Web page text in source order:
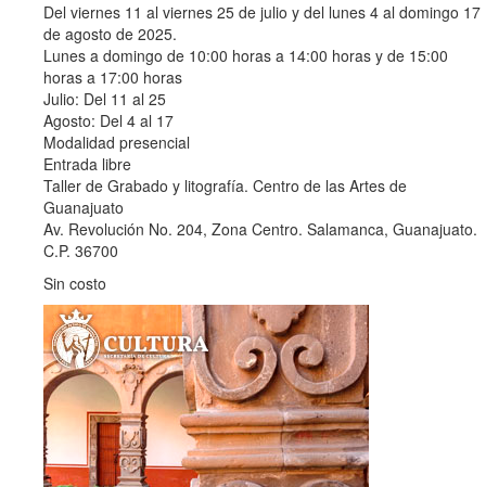
Del viernes 11 al viernes 25 de julio y del lunes 4 al domingo 17
de agosto de 2025.
Lunes a domingo de 10:00 horas a 14:00 horas y de 15:00
horas a 17:00 horas
Julio: Del 11 al 25
Agosto: Del 4 al 17
Modalidad presencial
Entrada libre
Taller de Grabado y litografía. Centro de las Artes de
Guanajuato
Av. Revolución No. 204, Zona Centro. Salamanca, Guanajuato.
C.P. 36700
Sin costo